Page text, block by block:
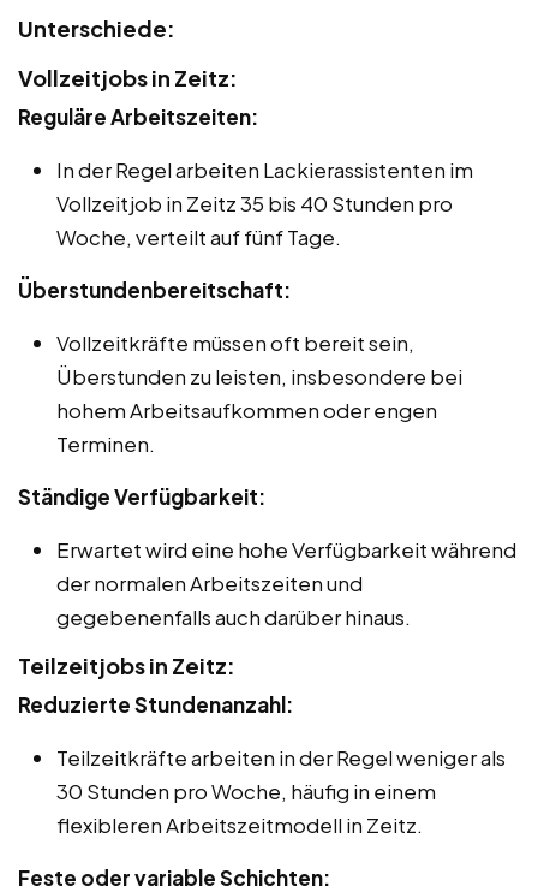
Unterschiede:
Vollzeitjobs in Zeitz:
Reguläre Arbeitszeiten:
In der Regel arbeiten Lackierassistenten im
Vollzeitjob in Zeitz 35 bis 40 Stunden pro
Woche, verteilt auf fünf Tage.
Überstundenbereitschaft:
Vollzeitkräfte müssen oft bereit sein,
Überstunden zu leisten, insbesondere bei
hohem Arbeitsaufkommen oder engen
Terminen.
Ständige Verfügbarkeit:
Erwartet wird eine hohe Verfügbarkeit während
der normalen Arbeitszeiten und
gegebenenfalls auch darüber hinaus.
Teilzeitjobs in Zeitz:
Reduzierte Stundenanzahl:
Teilzeitkräfte arbeiten in der Regel weniger als
30 Stunden pro Woche, häufig in einem
flexibleren Arbeitszeitmodell in Zeitz.
Feste oder variable Schichten: